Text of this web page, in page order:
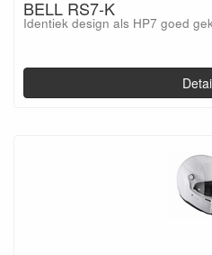
BELL RS7-K
Identiek design als HP7 goed